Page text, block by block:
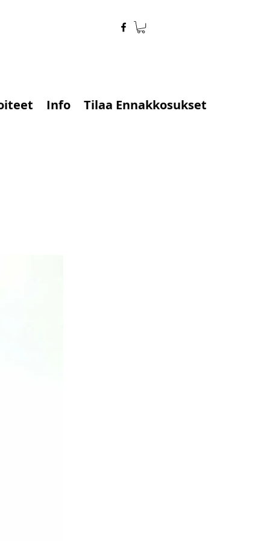
Info Tilaa Ennakkosukset